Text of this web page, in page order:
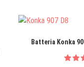
Batteria Konka